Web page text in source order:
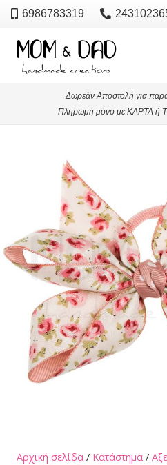
6986783319
Δωρεάν Αποστολή για
Πληρωμή μόνο με ΚΑΡΤΑ ή
Αρχική σελίδα / Κατάστημα /